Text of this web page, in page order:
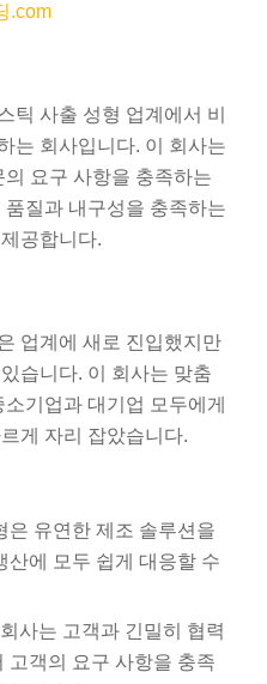
.com
틱 사출 성형 업계에서 비
는 회사입니다. 이 회사는
요구 사항을 충족하는
질과 내구성을 충족하는
공합니다.
업계에 새로 진입했지만
습니다. 이 회사는 맞춤
기업과 대기업 모두에게
게 자리 잡았습니다.
은 유연한 제조 솔루션을
산에 모두 쉽게 대응할 수
사는 고객과 긴밀히 협력
고객의 요구 사항을 충족